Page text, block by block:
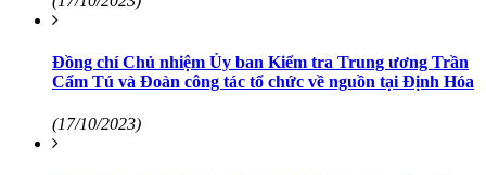
Đồng chí Chủ nhiệm Ủy ban Kiểm tra Trung ương Trần
Cẩm Tú và Đoàn công tác tổ chức về nguồn tại Định Hóa
(17/10/2023)